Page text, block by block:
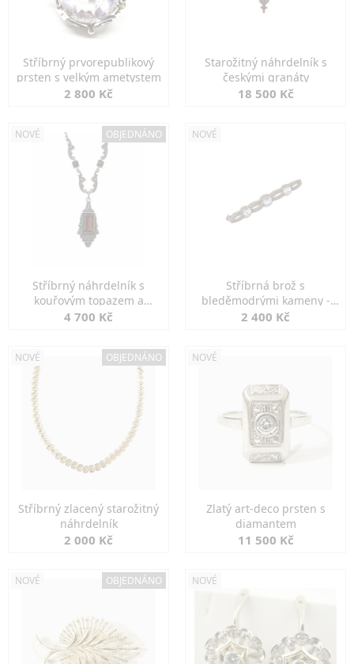
Stříbrný prvorepublikový
prsten s velkým ametystem
2 800 Kč
Starožitný náhrdelník s
českými granáty
18 500 Kč
NOVÉ OBJEDNÁNO
Stříbrný náhrdelník s
kouřovým topazem a
markazity
4 700 Kč
NOVÉ
Stříbrná brož s
bleděmodrými kameny -
jemná elegance
2 400 Kč
NOVÉ OBJEDNÁNO
Stříbrný zlacený starožitný
náhrdelník
2 000 Kč
NOVÉ
Zlatý art-deco prsten s
diamantem
11 500 Kč
NOVÉ OBJEDNÁNO NOVÉ